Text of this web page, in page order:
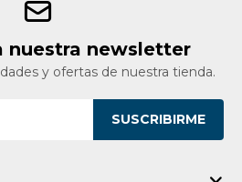
nuestra newsletter
y ofertas de nuestra tienda.
SUSCRIBIRME